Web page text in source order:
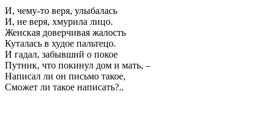
И, чему-то веря, улыбалась
И, не веря, хмурила лицо.
Женская доверчивая жалость
Куталась в худое пальтецо.
И гадал, забывший о покое
Путник, что покинул дом и мать, –
Написал ли он письмо такое,
Сможет ли такое написать?..